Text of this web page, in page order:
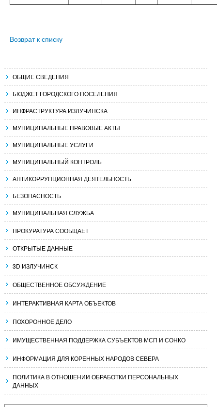
Возврат к списку
ОБЩИЕ СВЕДЕНИЯ
БЮДЖЕТ ГОРОДСКОГО ПОСЕЛЕНИЯ
ИНФРАСТРУКТУРА ИЗЛУЧИНСКА
МУНИЦИПАЛЬНЫЕ ПРАВОВЫЕ АКТЫ
МУНИЦИПАЛЬНЫЕ УСЛУГИ
МУНИЦИПАЛЬНЫЙ КОНТРОЛЬ
АНТИКОРРУПЦИОННАЯ ДЕЯТЕЛЬНОСТЬ
БЕЗОПАСНОСТЬ
МУНИЦИПАЛЬНАЯ СЛУЖБА
ПРОКУРАТУРА СООБЩАЕТ
ОТКРЫТЫЕ ДАННЫЕ
3D ИЗЛУЧИНСК
ОБЩЕСТВЕННОЕ ОБСУЖДЕНИЕ
ИНТЕРАКТИВНАЯ КАРТА ОБЪЕКТОВ
ПОХОРОННОЕ ДЕЛО
ИМУЩЕСТВЕННАЯ ПОДДЕРЖКА СУБЪЕКТОВ МСП И СОНКО
ИНФОРМАЦИЯ ДЛЯ КОРЕННЫХ НАРОДОВ СЕВЕРА
ПОЛИТИКА В ОТНОШЕНИИ ОБРАБОТКИ ПЕРСОНАЛЬНЫХ
ДАННЫХ